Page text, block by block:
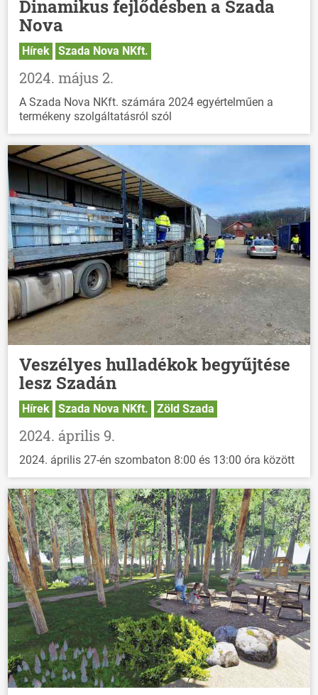
VÁLASZTÁSOK
Dinamikus fejlődésben a Szada
Nova
Hírek Szada Nova NKft.
2024. május 2.
A Szada Nova NKft. számára 2024 egyértelműen a
termékeny szolgáltatásról szól
Veszélyes hulladékok begyűjtése
lesz Szadán
Hírek Szada Nova NKft. Zöld Szada
2024. április 9.
2024. április 27-én szombaton 8:00 és 13:00 óra között